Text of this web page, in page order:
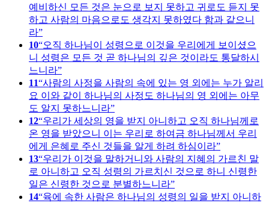
예비하신 모든 것은 눈으로 보지 못하고 귀로도 듣지 못
하고 사람의 마음으로도 생각지 못하였다 함과 같으니
라
10 오직 하나님이 성령으로 이것을 우리에게 보이셨으
니 성령은 모든 것 곧 하나님의 깊은 것이라도 통달하시
느니라
11 사람의 사정을 사람의 속에 있는 영 외에는 누가 알리
요 이와 같이 하나님의 사정도 하나님의 영 외에는 아무
도 알지 못하느니라
12 우리가 세상의 영을 받지 아니하고 오직 하나님께로
온 영을 받았으니 이는 우리로 하여금 하나님께서 우리
에게 은혜로 주신 것들을 알게 하려 하심이라
13 우리가 이것을 말하거니와 사람의 지혜의 가르친 말
로 아니하고 오직 성령의 가르치신 것으로 하니 신령한
일은 신령한 것으로 분별하느니라
14 육에 속한 사람은 하나님의 성령의 일을 받지 아니하